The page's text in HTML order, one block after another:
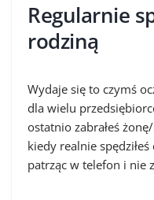
Regularnie
rodziną
Wydaje się to czymś
dla wielu
ostatnio zabrałeś
kiedy realnie
patrząc w telefon i nie